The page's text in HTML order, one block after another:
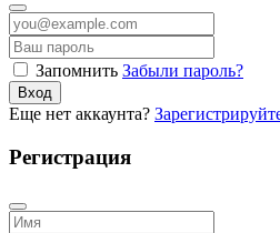
Запомнить Забыли пароль?
Вход
Еще нет аккаунта?
Регистрация